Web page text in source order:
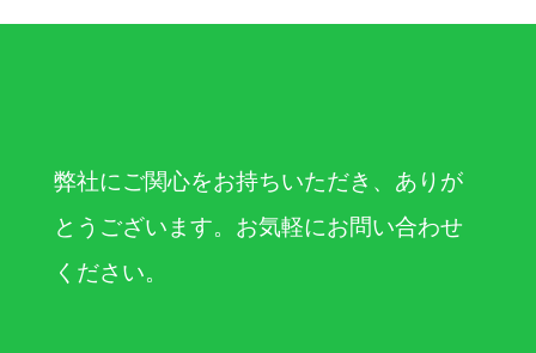
弊社にご関心をお持ちいただき、ありが
とうございます。お気軽にお問い合わせ
ください。